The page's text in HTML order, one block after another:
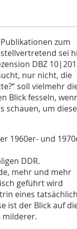
zum
sei
DBZ
nur nicht, die
soll vielmehr
Blick fesseln,
schauen, um
1960er- und
DDR.
mehr und mehr
geführt wird
eines tatsächlich
ist der Blick auf
milderer.